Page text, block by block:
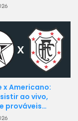
x Americano:
ao vivo,
prováveis…